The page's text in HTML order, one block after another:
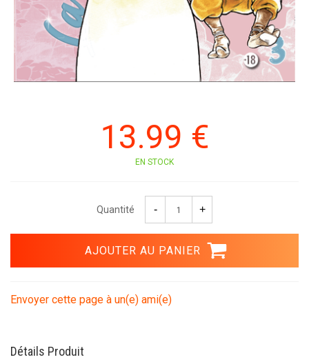
13.99 €
EN STOCK
Quantité
Envoyer cette page à un(e) ami(e)
Détails Produit